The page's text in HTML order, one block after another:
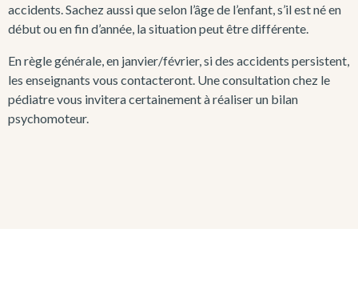
accidents. Sachez aussi que selon l’âge de l’enfant, s’il est né en
début ou en fin d’année, la situation peut être différente.
En règle générale, en janvier/février, si des accidents persistent,
les enseignants vous contacteront. Une consultation chez le
pédiatre vous invitera certainement à réaliser un bilan
psychomoteur.